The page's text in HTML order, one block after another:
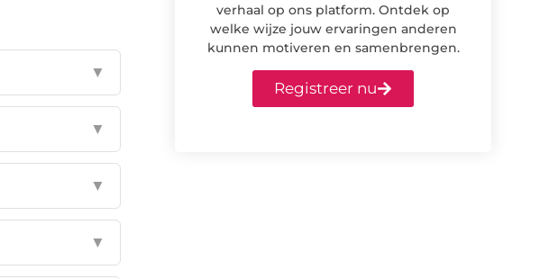
▼
▼
▼
▼
verhaal op ons platform. Ontdek op
welke wijze jouw ervaringen anderen
kunnen motiveren en samenbrengen.
Registreer nu